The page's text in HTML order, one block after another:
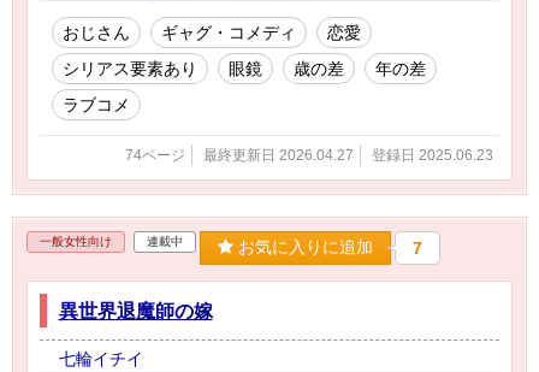
おじさん ギャグ・コメディ
恋愛
シリアス要素あり
眼鏡 歳の差
年の差
ラブコメ
74ページ 最終更新日 2026.04.27 登録日 2025.06.23
一般女性向け 連載中 お気に入りに追加 7
異世界退魔師の嫁
七輪イチイ